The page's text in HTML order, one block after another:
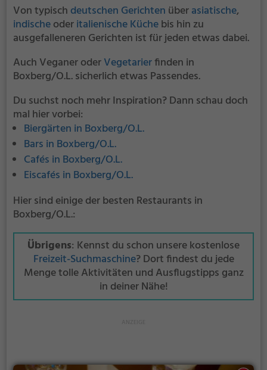
Von typisch deutschen Gerichten überasiatische,
indischeoderitalienische Küchebis hin zu
ausgefalleneren Gerichten ist für jeden etwas dabei.
Auch Veganer oderVegetarierfinden in
Boxberg/O.L. sicherlich etwas Passendes.
Du suchst noch mehr Inspiration? Dann schau doch
mal hier vorbei:
Biergärten in Boxberg/O.L.
Bars in Boxberg/O.L.
Cafés in Boxberg/O.L.
Eiscafés in Boxberg/O.L.
Hier sind einige der besten Restaurants in
Boxberg/O.L.:
Übrigens: Kennst du schon unsere kostenlose
Freizeit-Suchmaschine? Dort findest du jede
Menge tolle Aktivitäten und Ausflugstipps ganz
in deiner Nähe!